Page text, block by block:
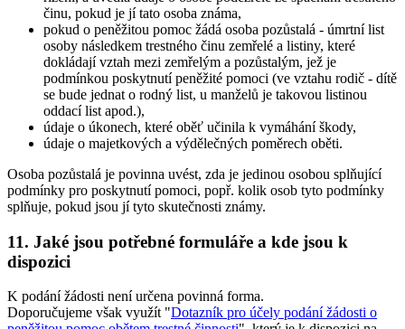
činu, pokud je jí tato osoba známa,
pokud o peněžitou pomoc žádá osoba pozůstalá - úmrtní list
osoby následkem trestného činu zemřelé a listiny, které
dokládají vztah mezi zemřelým a pozůstalým, jež je
podmínkou poskytnutí peněžité pomoci (ve vztahu rodič - dítě
se bude jednat o rodný list, u manželů je takovou listinou
oddací list apod.),
údaje o úkonech, které oběť učinila k vymáhání škody,
údaje o majetkových a výdělečných poměrech oběti.
Osoba pozůstalá je povinna uvést, zda je jedinou osobou splňující
podmínky pro poskytnutí pomoci, popř. kolik osob tyto podmínky
splňuje, pokud jsou jí tyto skutečnosti známy.
11. Jaké jsou potřebné formuláře a kde jsou k
dispozici
K podání žádosti není určena povinná forma.
Doporučujeme však využít "Dotazník pro účely podání žádosti o